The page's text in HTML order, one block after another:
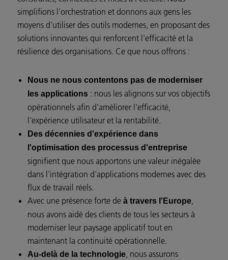
simplifions l'orchestration et donnons aux gens les
moyens d'utiliser des outils modernes, en proposant des
solutions innovantes qui renforcent l'efficacité et la
résilience des organisations. Ce que nous offrons :
Nous ne nous contentons pas de moderniser
les applications : nous les alignons sur vos objectifs
opérationnels afin d'améliorer l'efficacité,
l'expérience utilisateur et la rentabilité.
Des décennies d'expérience dans
l'optimisation des processus d'entreprise
signifient que nous apportons une valeur inégalée
dans l'intégration d'applications modernes avec des
flux de travail réels.
Avec une présence forte de à travers l'Europe,
nous avons aidé des clients de tous les secteurs à
moderniser leur paysage applicatif tout en
maintenant la continuité opérationnelle.
Au-delà de la technologie, nous assurons